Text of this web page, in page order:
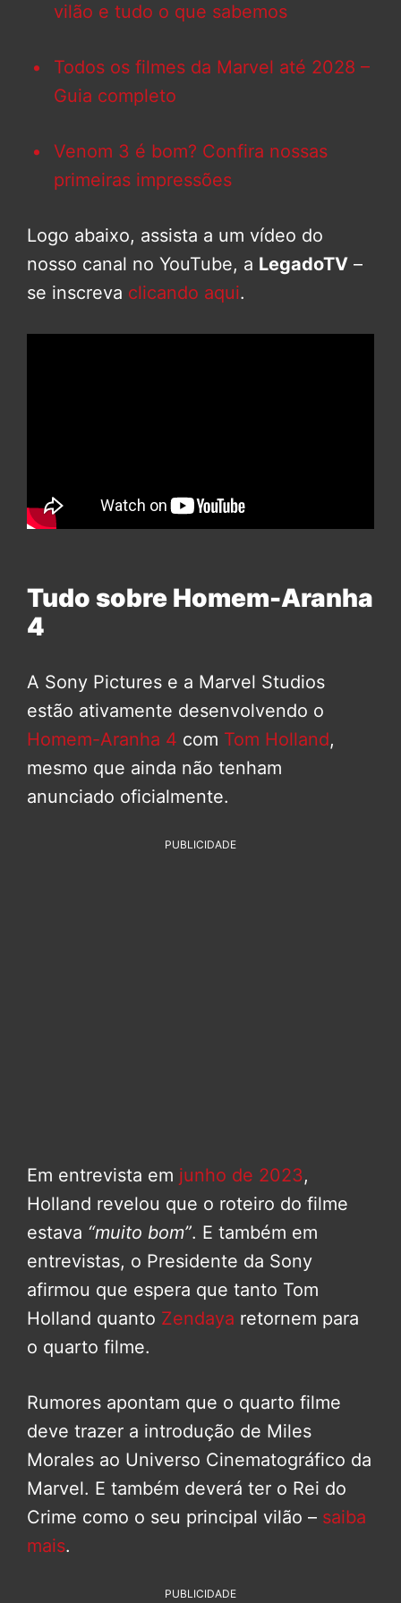
vilão e tudo o que sabemos
Todos os filmes da Marvel até 2028 –
Guia completo
Venom 3 é bom? Confira nossas
primeiras impressões
Logo abaixo, assista a um vídeo do
nosso canal no YouTube, a LegadoTV –
se inscreva clicando aqui.
Tudo sobre Homem-Aranha
4
A Sony Pictures e a Marvel Studios
estão ativamente desenvolvendo o
Homem-Aranha 4 com Tom Holland,
mesmo que ainda não tenham
anunciado oficialmente.
PUBLICIDADE
Em entrevista em junho de 2023,
Holland revelou que o roteiro do filme
estava “muito bom”. E também em
entrevistas, o Presidente da Sony
afirmou que espera que tanto Tom
Holland quanto Zendaya retornem para
o quarto filme.
Rumores apontam que o quarto filme
deve trazer a introdução de Miles
Morales ao Universo Cinematográfico da
Marvel. E também deverá ter o Rei do
Crime como o seu principal vilão – saiba
mais.
PUBLICIDADE